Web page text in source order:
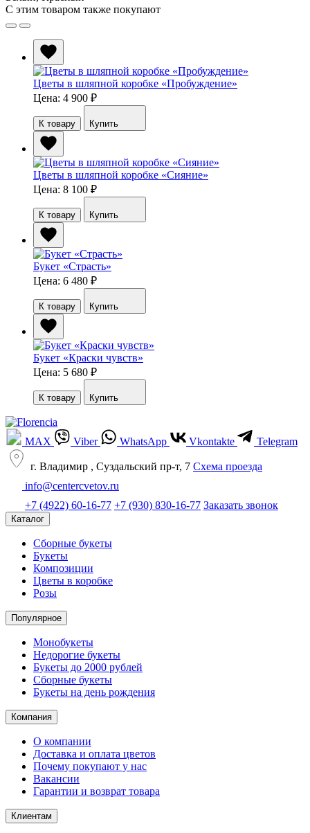
С этим товаром также покупают
Цветы в шляпной коробке «Пробуждение»
Цена: 4 900 ₽
К товару Купить
Цветы в шляпной коробке «Сияние»
Цена: 8 100 ₽
К товару Купить
Букет «Страсть»
Цена: 6 480 ₽
К товару Купить
Букет «Краски чувств»
Цена: 5 680 ₽
К товару Купить
MAX Viber WhatsApp Vkontakte Telegram
г. Владимир , Суздальский пр-т, 7 Cхема проезда
info@centercvetov.ru
+7 (4922) 60-16-77 +7 (930) 830-16-77 Заказать звонок
Каталог
Сборные букеты
Букеты
Композиции
Цветы в коробке
Розы
Популярное
Монобукеты
Недорогие букеты
Букеты до 2000 рублей
Сборные букеты
Букеты на день рождения
Компания
О компании
Доставка и оплата цветов
Почему покупают у нас
Вакансии
Гарантии и возврат товара
Клиентам